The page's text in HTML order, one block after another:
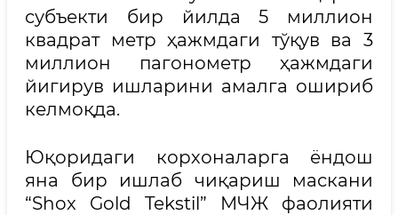
субъекти бир йилда 5 миллион
квадрат метр ҳажмдаги тўқув ва 3
миллион пагонометр ҳажмдаги
йигирув ишларини амалга ошириб
келмоқда.
Юқоридаги корхоналарга ёндош
яна бир ишлаб чиқариш маскани
“Shox Gold Tekstil” МЧЖ фаолияти